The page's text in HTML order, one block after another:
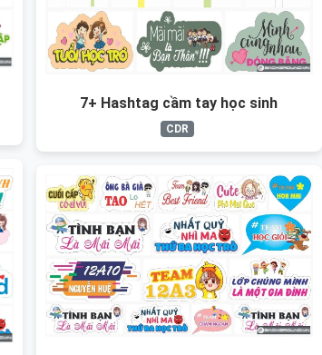
7+ Hashtag cầm tay học sinh
CDR